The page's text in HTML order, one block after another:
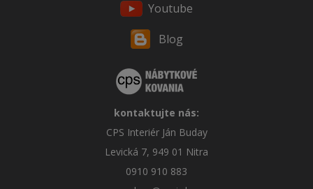
Youtube
Blog
kontaktujte nás:
CPS Interiér Ján Buday
Levická 7, 949 01 Nitra
0910 910 883